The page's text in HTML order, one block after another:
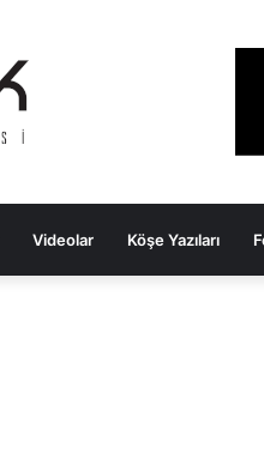
Videolar Köşe Yazıları